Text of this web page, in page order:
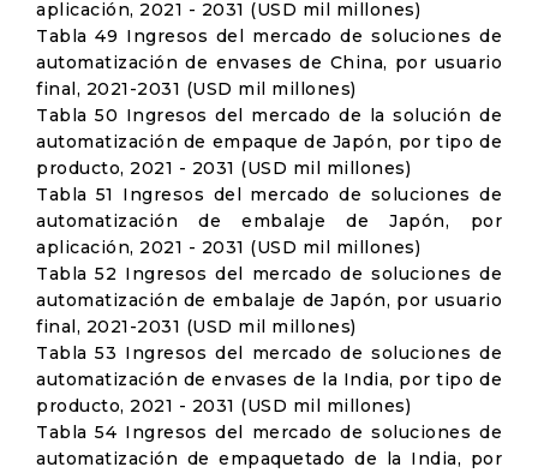
aplicación, 2021 - 2031 (USD mil millones)
Tabla 49 Ingresos del mercado de soluciones de
automatización de envases de China, por usuario
final, 2021-2031 (USD mil millones)
Tabla 50 Ingresos del mercado de la solución de
automatización de empaque de Japón, por tipo de
producto, 2021 - 2031 (USD mil millones)
Tabla 51 Ingresos del mercado de soluciones de
automatización de embalaje de Japón, por
aplicación, 2021 - 2031 (USD mil millones)
Tabla 52 Ingresos del mercado de soluciones de
automatización de embalaje de Japón, por usuario
final, 2021-2031 (USD mil millones)
Tabla 53 Ingresos del mercado de soluciones de
automatización de envases de la India, por tipo de
producto, 2021 - 2031 (USD mil millones)
Tabla 54 Ingresos del mercado de soluciones de
automatización de empaquetado de la India, por